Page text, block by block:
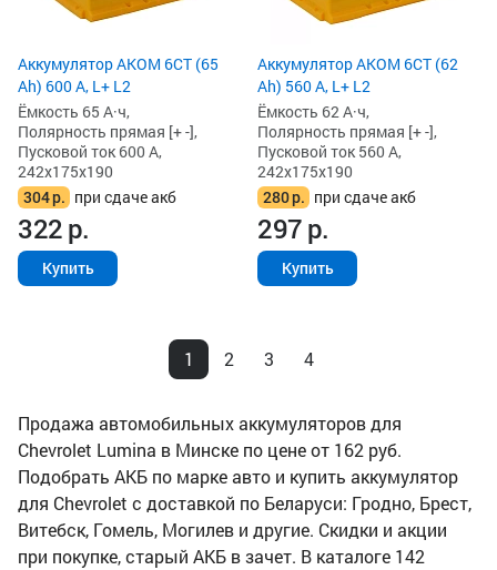
Аккумулятор AKOM 6СТ (65
Ah) 600 А, L+ L2
Ёмкость 65 А·ч,
Полярность прямая [+ -],
Пусковой ток 600 А,
242x175x190
304р. при сдаче акб
322р.
Купить
Аккумулятор AKOM 6СТ (62
Ah) 560 А, L+ L2
Ёмкость 62 А·ч,
Полярность прямая [+ -],
Пусковой ток 560 А,
242x175x190
280р. при сдаче акб
297р.
Купить
1 2 3 4
Продажа автомобильных аккумуляторов для
Chevrolet Lumina в Минске по цене от 162 руб.
Подобрать АКБ по марке авто и купить аккумулятор
для Chevrolet с доставкой по Беларуси: Гродно, Брест,
Витебск, Гомель, Могилев и другие. Скидки и акции
при покупке, старый АКБ в зачет. В каталоге 142